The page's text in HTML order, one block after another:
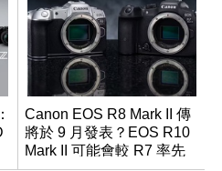
Canon EOS R8 Mark II 傳
將於 9 月發表？EOS R10
Mark II 可能會較 R7 率先